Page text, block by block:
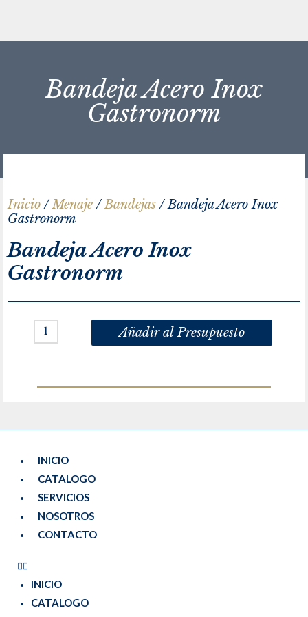
Bandeja Acero Inox
Gastronorm
Inicio/Menaje/Bandejas/ Bandeja Acero Inox
Gastronorm
Bandeja Acero Inox
Gastronorm
Añadir al Presupuesto
INICIO
CATALOGO
SERVICIOS
NOSOTROS
CONTACTO
INICIO
CATALOGO